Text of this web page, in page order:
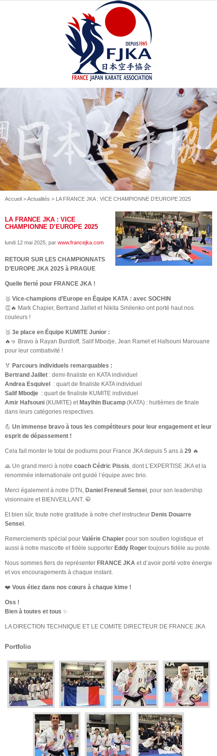
Accueil >Actualités > LA FRANCE JKA : VICE CHAMPIONNE D’EUROPE 2025
LA FRANCE JKA : VICE
CHAMPIONNE D’EUROPE 2025
lundi 12 mai 2025 , par www.francejka.com
RETOUR SUR LES CHAMPIONNATS
D’EUROPE JKA 2025 à PRAGUE
Quelle fierté pour FRANCE JKA !
🥈 Vice-champions d’Europe en Équipe KATA : avec SOCHIN
👏🔥 Mark Chapier, Bertrand Jaillet et Nikita Smilenko ont porté haut nos
couleurs !
🥉 3e place en Équipe KUMITE Junior :
🔥🤜 Bravo à Rayan Burdloff, Salif Mbodje, Jean Ramet et Hafsouni Marouane
pour leur combativité !
🏅 Parcours individuels remarquables :
Bertrand Jaillet : demi-finaliste en KATA individuel
Andrea Esquivel
: quart de finaliste KATA individuel
Salif Mbodje : quart de finaliste KUMITE individuel
Amir Hafsouni (KUMITE) et Maylhin Bucamp (KATA) : huitièmes de finale
dans leurs catégories respectives.
💪 Un immense bravo à tous les compétiteurs pour leur engagement et leur
esprit de dépassement !
Cela fait monter le total de podiums pour France JKA depuis 5 ans à 29 🔥
🙏 Un grand merci à notre coach Cédric Pissis, dont L’EXPERTISE JKA et la
renommée internationale ont guidé l’équipe avec brio.
Merci également à notre DTN, Daniel Freneuil Sensei, pour son leadership
visionnaire et BIENVEILLANT. 🥋
Et bien sûr, toute notre gratitude à notre chef instructeur Denis Douarre
Sensei.
Remerciements spécial pour Valérie Chapier pour son soutien logistique et
aussi à notre mascotte et fidèle supporter Eddy Roger toujours fidèle au poste.
Nous sommes fiers de représenter FRANCE JKA et d’avoir porté votre énergie
et vos encouragements à chaque instant.
❤️ Vous étiez dans nos cœurs à chaque kime !
Oss !
Bien à toutes et tous ✨
LA DIRECTION TECHNIQUE ET LE COMITE DIRECTEUR DE FRANCE JKA
Portfolio